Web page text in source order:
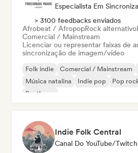
Especialista Em
> 3100 feedbacks enviados
Afrobeat / AfropopRock alternativo
Comercial / Mainstream
Licenciar ou representar faixas de
sincronização de imagem/vídeo
Folk indie Comercial / Mainstream
Música natalina
Indie pop Pop
Synthpop
Indie Folk Central